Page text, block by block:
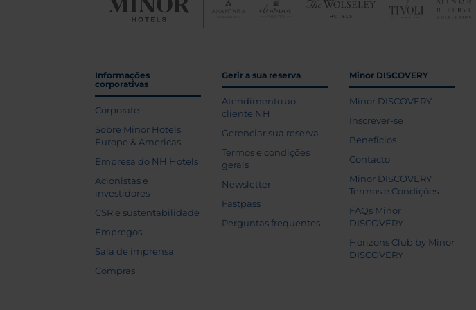
Informações
corporativas
Corporate
Sobre Minor Hotels
Europe & Americas
Empresa do NH Hotels
Acionistas e
investidores
CSR e sustentabilidade
Empregos
Sala de imprensa
Compras
Gerir a sua reserva
Atendimento ao
cliente NH
Gerenciar sua reserva
Termos e condições
gerais
Newsletter
Fastpass
Perguntas frequentes
Minor DISCOVERY
Minor DISCOVERY
Inscrever-se
Benefícios
Contacto
Minor DISCOVERY
Termos e Condições
FAQs Minor
DISCOVERY
Horizons Club by Minor
DISCOVERY